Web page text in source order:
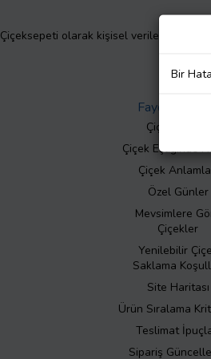
Çiçeksepeti olarak kişisel verilerinizin
Faydalı Bilgiler
Çiçek Bakımı
Çiçek Eşliğinde
Çiçek
Özel Günler
Mevsimlere
Çiçekler
Yenilebilir
Saklama
Site Haritası
Ürün Sıralama
Teslimat
Sipariş
Bir